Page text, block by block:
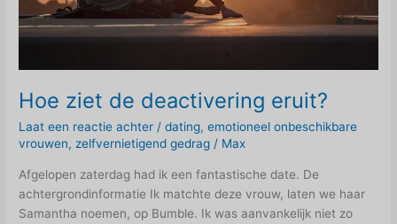
Hoe ziet de deactivering eruit?
Laat een reactie achter /dating,emotioneel onbeschikbare
vrouwen, zelfvernietigend gedrag / Max
Afgelopen zaterdag had ik een fantastische date. De
achtergrondinformatie Ik matchte deze vrouw, laten we haar
Samantha noemen, op Bumble. Ik was aanvankelijk niet zo